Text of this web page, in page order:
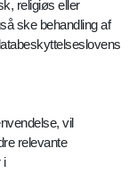
religiøs eller
ske behandling af
vil
relevante
i